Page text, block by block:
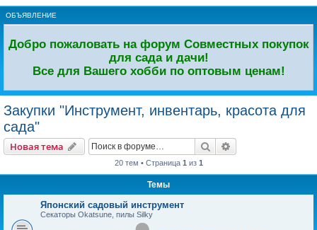
ОБЪЯВЛЕНИЕ
Добро пожаловать на форум Совместных покупок
для сада и дачи!
Все для Вашего хобби по оптовым ценам!
Закупки "Инструмент, инвентарь, красота для
сада"
Новая тема
Новаятема Поиск
20 тем • Страница 1 из 1
Темы
Японский садовый инструмент
Секаторы Okatsune, пилы Silky